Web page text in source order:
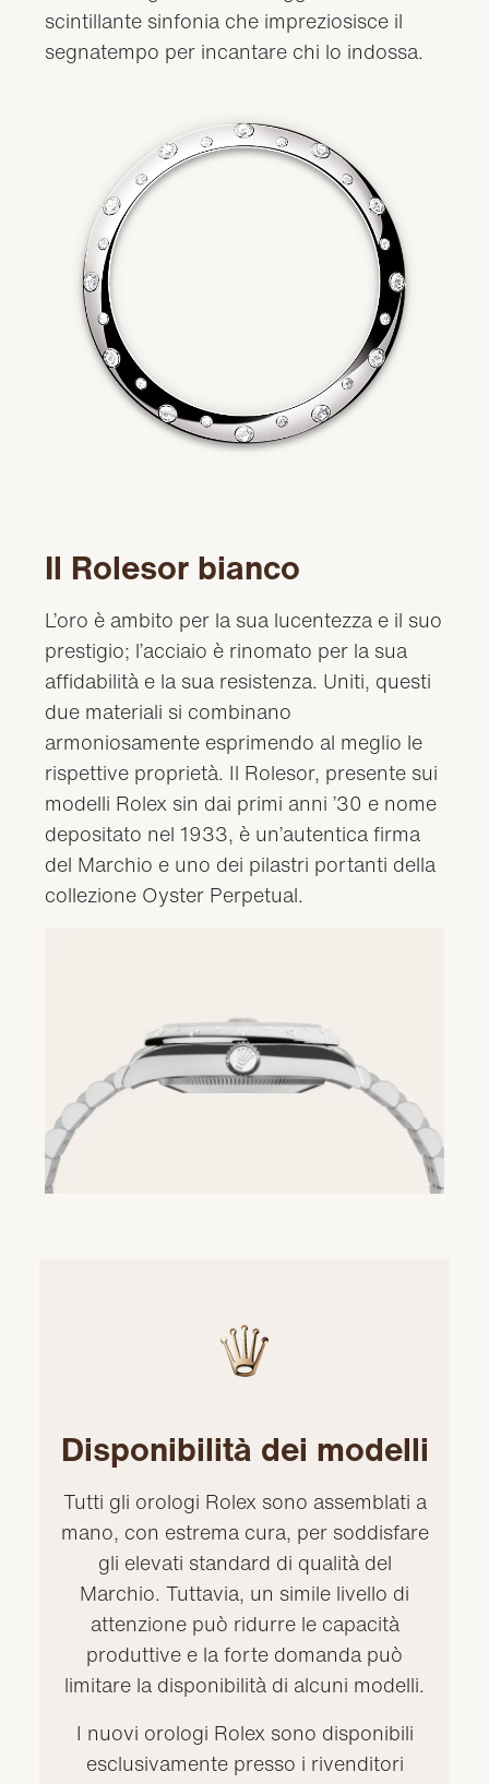
scintillante sinfonia che impreziosisce il
segnatempo per incantare chi lo indossa.
Il Rolesor bianco
L’oro è ambito per la sua lucentezza e il suo
prestigio; l’acciaio è rinomato per la sua
affidabilità e la sua resistenza. Uniti, questi
due materiali si combinano
armoniosamente esprimendo al meglio le
rispettive proprietà. Il Rolesor, presente sui
modelli Rolex sin dai primi anni ’30 e nome
depositato nel 1933, è un’autentica firma
del Marchio e uno dei pilastri portanti della
collezione Oyster Perpetual.
Disponibilità dei modelli
Tutti gli orologi Rolex sono assemblati a
mano, con estrema cura, per soddisfare
gli elevati standard di qualità del
Marchio. Tuttavia, un simile livello di
attenzione può ridurre le capacità
produttive e la forte domanda può
limitare la disponibilità di alcuni modelli.
I nuovi orologi Rolex sono disponibili
esclusivamente presso i rivenditori